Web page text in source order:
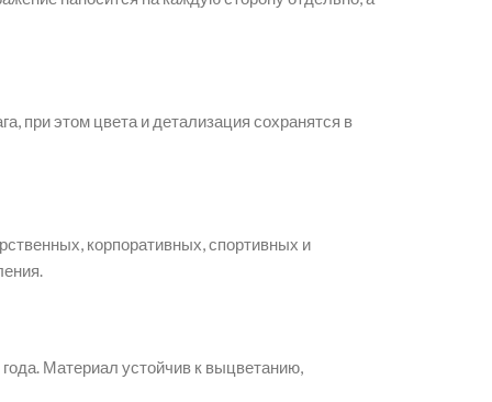
при этом цвета и детализация сохранятся в
корпоративных, спортивных и
Материал устойчив к выцветанию,